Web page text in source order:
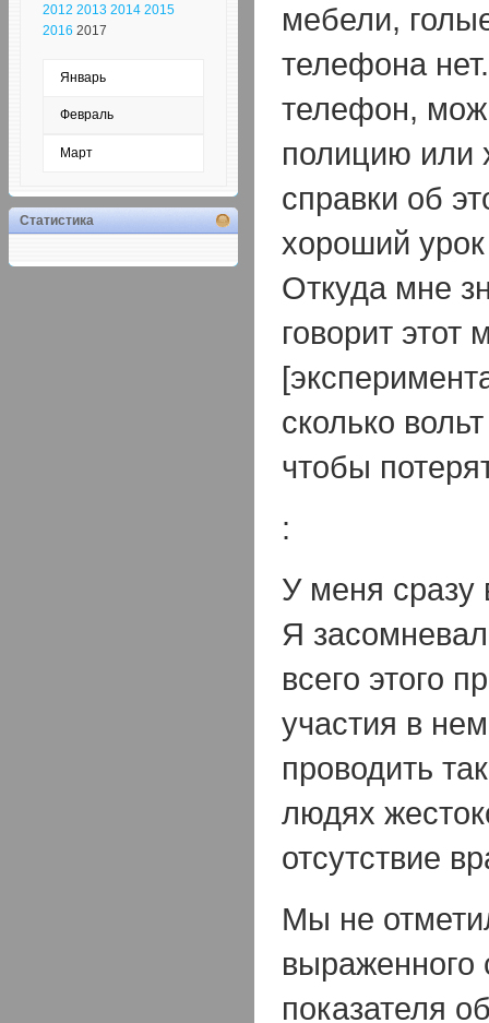
мебели,
телефона
телефон,
полицию или
справки об
хороший
Откуда мне
говорит этот
сколько
чтобы
:
У меня сразу
Я
всего этого
участия в
проводить
людях
отсутствие
Мы не
выраженного
показателя
2012 2013 2014 2015
2016 2017
Январь
Февраль
Март
Статистика